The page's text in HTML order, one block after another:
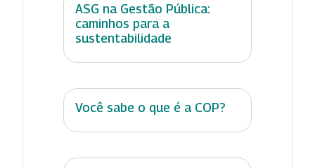
ASG na Gestão Pública:
caminhos para a
sustentabilidade
Você sabe o que é a COP?